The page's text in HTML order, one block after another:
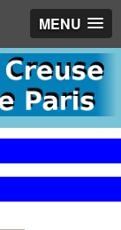
MENU